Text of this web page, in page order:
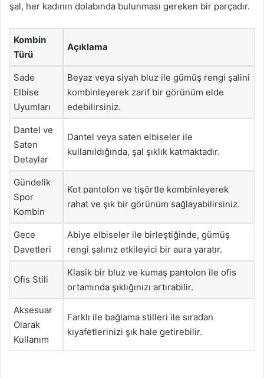
şal, her kadının dolabında bulunması gereken bir parçadır.
Kombin
Türü
Açıklama
Sade
Elbise
Uyumları
Beyaz veya siyah bluz ile gümüş rengi şalini
kombinleyerek zarif bir görünüm elde
edebilirsiniz.
Dantel ve
Saten
Detaylar
Dantel veya saten elbiseler ile
kullanıldığında, şal şıklık katmaktadır.
Gündelik
Spor
Kombin
Kot pantolon ve tişörtle kombinleyerek
rahat ve şık bir görünüm sağlayabilirsiniz.
Gece
Davetleri
Abiye elbiseler ile birleştiğinde, gümüş
rengi şalınız etkileyici bir aura yaratır.
Ofis Stili
Klasik bir bluz ve kumaş pantolon ile ofis
ortamında şıklığınızı artırabilir.
Aksesuar
Olarak
Kullanım
Farklı ile bağlama stilleri ile sıradan
kıyafetlerinizi şık hale getirebilir.